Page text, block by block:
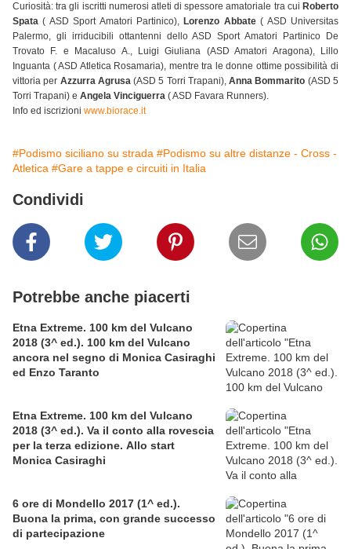
Curiosità: tra gli iscritti numerosi atleti di spessore amatoriale tra cui Roberto
Spata ( ASD Sport Amatori Partinico), Lorenzo Abbate( ASD Universitas
Palermo, gli irriducibili ottantenni dello ASD Sport Amatori Partinico De
Trovato F. e Macaluso A., Luigi Giuliana (ASD Amatori Aragona), Lillo
Inguanta ( ASD Atletica Rosamaria), mentre tra le donne ottime possibilità di
vittoria per Azzurra Agrusa(ASD 5 Torri Trapani),Anna Bommarito (ASD 5
Torri Trapani) e Angela Vinciguerra ( ASD Favara Runners).
Info ed iscrizioni www.biorace.it
#Podismo siciliano su strada #Podismo su altre distanze - Cross -
Atletica #Gare a tappe e circuiti in Italia
Condividi
Potrebbe anche piacerti
Etna Extreme. 100 km del Vulcano
2018 (3^ ed.). 100 km del Vulcano
ancora nel segno di Monica Casiraghi
ed Enzo Taranto
Etna Extreme. 100 km del Vulcano
2018 (3^ ed.). Va il conto alla rovescia
per la terza edizione. Allo start
Monica Casiraghi
6 ore di Mondello 2017 (1^ ed.).
Buona la prima, con grande successo
di partecipazione